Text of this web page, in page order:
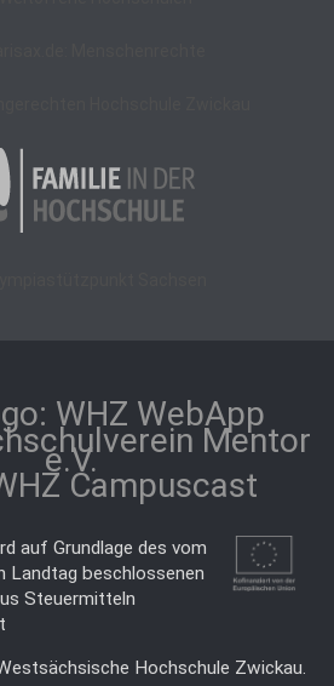
auf Grundlage des vom
Landtag beschlossenen
Steuermitteln
Hochschule Zwickau.